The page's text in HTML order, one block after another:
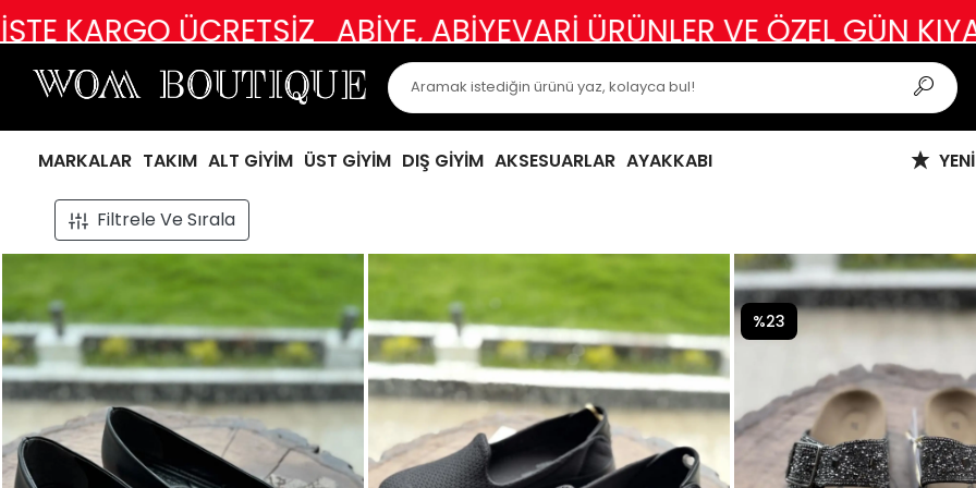
ÜRÜNLER VE ÖZEL GÜN KIYAFETLERİNDE İADE DEĞİŞİM
MARKALAR TAKIM ALT GİYİM ÜST GİYİM DIŞ GİYİM AKSESUARLAR AYAKKABI
Filtrele Ve Sırala
%23